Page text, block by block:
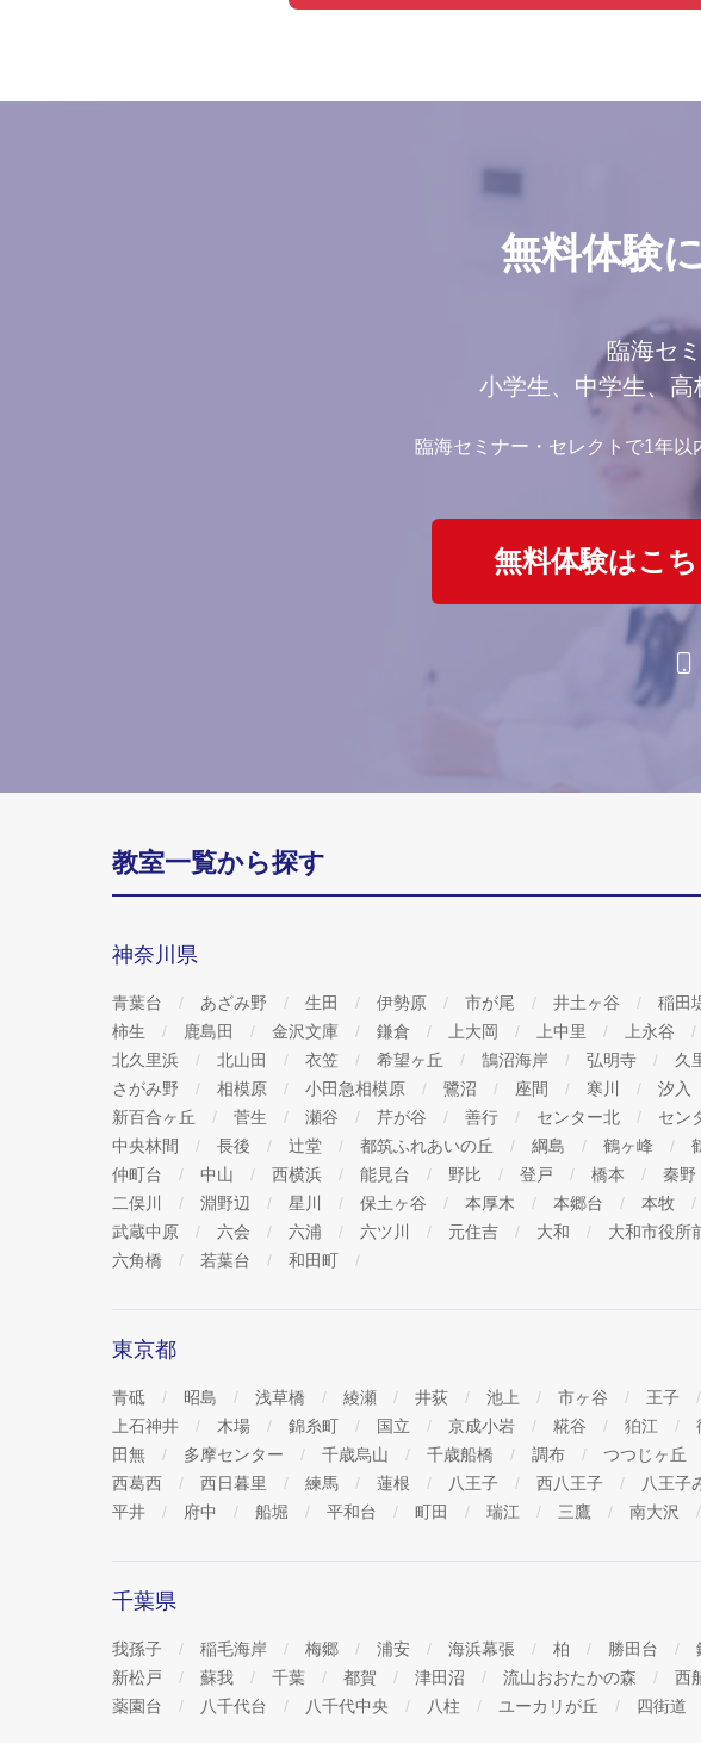
無料体験
臨海セ
小学生、中学生、高
臨海セミナー・セレクトで1年以
無料体験はこち
教室一覧から探す
神奈川県
青葉台 あざみ野 生田 伊勢原 市が尾 井土ヶ谷 稲田
柿生
鹿島田 金沢文庫 鎌倉 上大岡 上中里 上永谷
北久里浜
北山田 衣笠 希望ヶ丘 鵠沼海岸 弘明寺 久
さがみ野
相模原 小田急相模原 鷺沼 座間 寒川 汐入
新百合ヶ丘
菅生 瀬谷 芹が谷 善行 センター北 セン
中央林間
長後 辻堂 都筑ふれあいの丘 綱島 鶴ヶ峰
仲町台
中山 西横浜 能見台 野比 登戸 橋本 秦野
二俣川
淵野辺 星川 保土ヶ谷 本厚木 本郷台 本牧
武蔵中原
六会 六浦 六ツ川 元住吉 大和 大和市役所
六角橋
若葉台 和田町
東京都
青砥 昭島 浅草橋 綾瀬 井荻 池上 市ヶ谷 王子
上石神井
木場 錦糸町 国立 京成小岩 糀谷 狛江
田無
多摩センター 千歳烏山 千歳船橋 調布 つつじヶ丘
西葛西
西日暮里 練馬 蓮根 八王子 西八王子 八王子
平井
府中 船堀 平和台 町田 瑞江 三鷹 南大沢
千葉県
我孫子 稲毛海岸 梅郷 浦安 海浜幕張 柏 勝田台
新松戸
蘇我 千葉 都賀 津田沼 流山おおたかの森 西
薬園台
八千代台 八千代中央 八柱 ユーカリが丘 四街道